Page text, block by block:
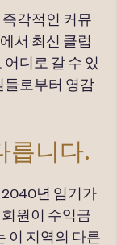
즉각적인 커뮤
서 최신 클럽
디로 갈 수 있
들로부터 영감
릅니다.
년 임기가
원이 수익금
이 지역의 다른